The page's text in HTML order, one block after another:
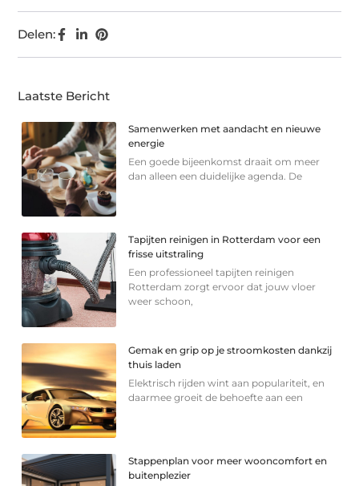
Delen:
Laatste Bericht
Samenwerken met aandacht en nieuwe
energie
Een goede bijeenkomst draait om meer
dan alleen een duidelijke agenda. De
Tapijten reinigen in Rotterdam voor een
frisse uitstraling
Een professioneel tapijten reinigen
Rotterdam zorgt ervoor dat jouw vloer
weer schoon,
Gemak en grip op je stroomkosten dankzij
thuis laden
Elektrisch rijden wint aan populariteit, en
daarmee groeit de behoefte aan een
Stappenplan voor meer wooncomfort en
buitenplezier